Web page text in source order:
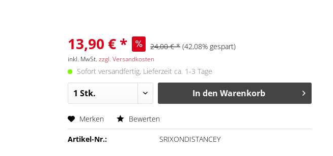
13,90 € * 24,00 € * (42,08% gespart)
inkl. MwSt.zzgl. Versandkosten
Sofort versandfertig, Lieferzeit ca. 1-3 Tage
In den Warenkorb
Merken Bewerten
Artikel-Nr.: SRIXONDISTANCEY